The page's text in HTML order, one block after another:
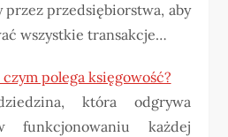
przez przedsiębiorstwa, aby
wszystkie transakcje…
czym polega księgowość?
która odgrywa
każdej